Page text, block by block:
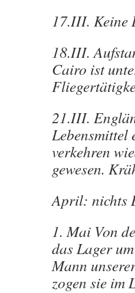
17.III. Keine
18.III.
Cairo ist
21.III.
Lebensmittel
verkehren
gewesen.
April: nichts
1. Mai Von
das Lager
Mann
zogen sie im